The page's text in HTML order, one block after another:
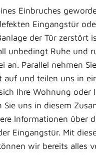
Einbruches
Eingangstür
der Tür zerstört
unbedingt Ruhe und
an. Parallel nehmen
auf und teilen uns in
Ihre Wohnung oder
Sie uns in diesem
Informationen über
Eingangstür. Mit
wir bereits alles